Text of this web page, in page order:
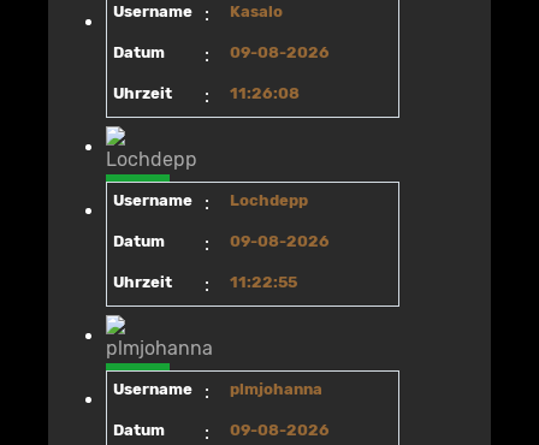
Username : Kasalo
Datum : 09-08-2026
Uhrzeit : 11:26:08
Username : Lochdepp
Datum : 09-08-2026
Uhrzeit : 11:22:55
Username : plmjohanna
Datum : 09-08-2026